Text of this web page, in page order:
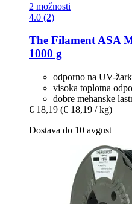
2 možnosti
4.0 (2)
The FilamentASA
1000 g
odporno na UV-
visoka toplotna
dobre mehanske
€ 18,19 (€ 18,19 / kg)
Dostava do 10 avgust